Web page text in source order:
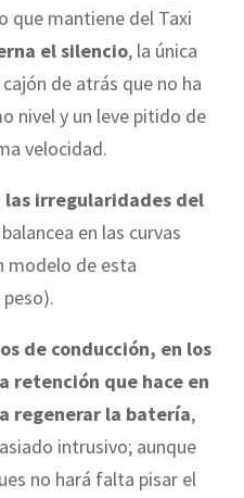
que mantiene del Taxi
el silencio, la única
de atrás que no ha
nivel y un leve pitido de
velocidad.
irregularidades del
en las curvas
modelo de esta
de conducción, en los
retención que hace en
regenerar la batería,
intrusivo; aunque
no hará falta pisar el